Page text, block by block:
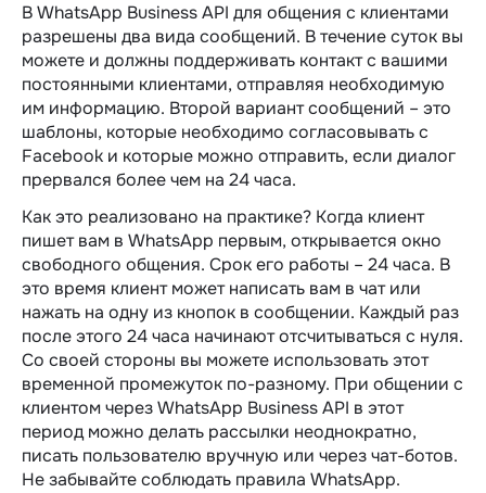
В WhatsApp Business API для общения с клиентами
разрешены два вида сообщений. В течение суток вы
можете и должны поддерживать контакт с вашими
постоянными клиентами, отправляя необходимую
им информацию. Второй вариант сообщений – это
шаблоны, которые необходимо согласовывать с
Facebook и которые можно отправить, если диалог
прервался более чем на 24 часа.
Как это реализовано на практике? Когда клиент
пишет вам в WhatsApp первым, открывается окно
свободного общения. Срок его работы – 24 часа. В
это время клиент может написать вам в чат или
нажать на одну из кнопок в сообщении. Каждый раз
после этого 24 часа начинают отсчитываться с нуля.
Со своей стороны вы можете использовать этот
временной промежуток по-разному. При общении с
клиентом через WhatsApp Business API в этот
период можно делать рассылки неоднократно,
писать пользователю вручную или через чат-ботов.
Не забывайте соблюдать правила WhatsApp.